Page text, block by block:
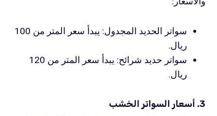
سواتر الحديد المجدول: يبدأ سعر المتر من 100
ريال.
سواتر حديد شرائح: يبدأ سعر المتر من 120
ريال.
3. أسعار السواتر الخشب